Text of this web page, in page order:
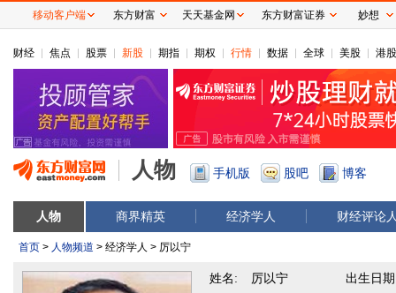
财经 焦点 股票 新股 期指 期权 行情 数据 全球 美股 港股
人物 手机版 股吧 博客
人物 商界精英 经济学人 财经评论
首页 > 人物频道 > 经济学人 > 厉以宁
姓名: 厉以宁 出生日
移动客户端 东方财富 天天基金网 东方财富证券 妙想